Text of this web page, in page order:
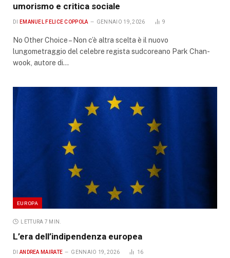
umorismo e critica sociale
DI EMANUEL FELICE COPPOLA GENNAIO 19, 2026 9
No Other Choice – Non c’è altra scelta è il nuovo
lungometraggio del celebre regista sudcoreano Park Chan-
wook, autore di…
EUROPA
LETTURA 7 MIN.
L’era dell’indipendenza europea
DI ANDREA MAIRATE GENNAIO 19, 2026 16